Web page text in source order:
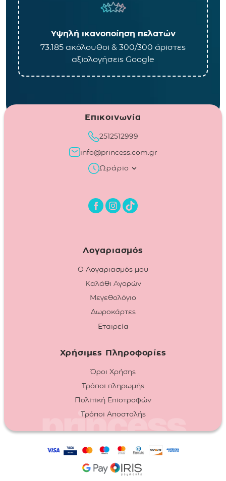
Υψηλή ικανοποίηση πελατών
73.185 ακόλουθοι & 300/300 άριστες
αξιολογήσεις Google
Επικοινωνία
2512512999
info@princess.com.gr
Ωράριο
Λογαριασμός
Ο Λογαριασμός μου
Καλάθι Αγορών
Μεγεθολόγιο
Δωροκάρτες
Εταιρεία
Χρήσιμες Πληροφορίες
Όροι Χρήσης
Τρόποι πληρωμής
Πολιτική Επιστροφών
Τρόποι Αποστολής